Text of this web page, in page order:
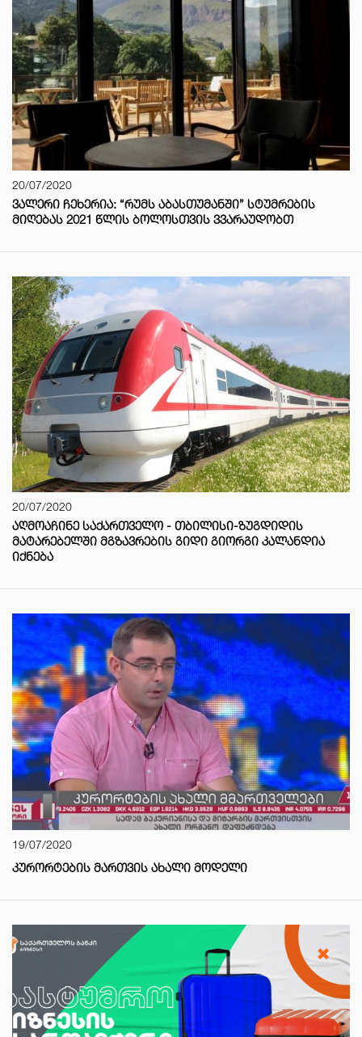
20/07/2020
ᲕᲐᲚᲔᲠᲘ ᲩᲔᲮᲔᲠᲘᲐ: “ᲠᲣᲛᲡ ᲐᲑᲐᲡᲗᲣᲛᲐᲜᲨᲘ” ᲡᲢᲣᲛᲠᲔᲑᲘᲡ
ᲛᲘᲦᲔᲑᲐᲡ 2021 ᲬᲚᲘᲡ ᲑᲝᲚᲝᲡᲗᲕᲘᲡ ᲕᲕᲐᲠᲐᲣᲓᲝᲑᲗ
20/07/2020
ᲐᲦᲛᲝᲐᲩᲘᲜᲔ ᲡᲐᲥᲐᲠᲗᲕᲔᲚᲝ - ᲗᲑᲘᲚᲘᲡᲘ-ᲖᲣᲒᲓᲘᲓᲘᲡ
ᲛᲐᲢᲐᲠᲔᲑᲔᲚᲨᲘ ᲛᲒᲖᲐᲕᲠᲔᲑᲘᲡ ᲒᲘᲓᲘ ᲒᲘᲝᲠᲒᲘ ᲙᲐᲚᲐᲜᲓᲘᲐ
ᲘᲥᲜᲔᲑᲐ
19/07/2020
ᲙᲣᲠᲝᲠᲢᲔᲑᲘᲡ ᲛᲐᲠᲗᲕᲘᲡ ᲐᲮᲐᲚᲘ ᲛᲝᲓᲔᲚᲘ